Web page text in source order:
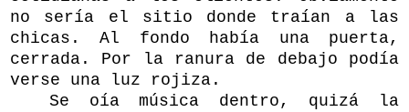
no sería el sitio donde traían a las
chicas. Al fondo había una puerta,
cerrada. Por la ranura de debajo podía
verse una luz rojiza.
Se oía música dentro, quizá la